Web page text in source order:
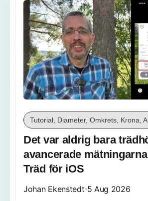
Tutorial, Diameter, Omkrets, Krona,
Det var aldrig bara
avancerade
Träd för iOS
Johan Ekenstedt 5 Aug 2026